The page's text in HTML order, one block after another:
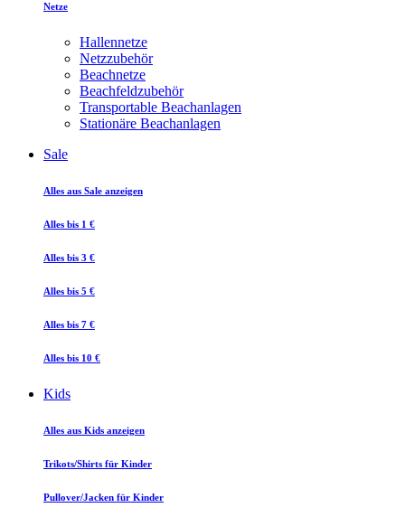
Netze
Hallennetze
Netzzubehör
Beachnetze
Beachfeldzubehör
Transportable Beachanlagen
Stationäre Beachanlagen
Sale
Alles aus Sale anzeigen
Alles bis 1 €
Alles bis 3 €
Alles bis 5 €
Alles bis 7 €
Alles bis 10 €
Kids
Alles aus Kids anzeigen
Trikots/Shirts für Kinder
Pullover/Jacken für Kinder